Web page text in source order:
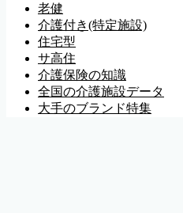
老健
介護付き(特定施設)
住宅型
サ高住
介護保険の知識
全国の介護施設データ
大手のブランド特集